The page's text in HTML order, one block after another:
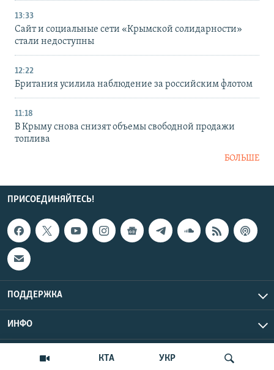
КТА УКР
13:33
Сайт и социальные сети «Крымской солидарности»
стали недоступны
12:22
Британия усилила наблюдение за российским флотом
11:18
В Крыму снова снизят объемы свободной продажи
топлива
БОЛЬШЕ
ПРИСОЕДИНЯЙТЕСЬ!
ПОДДЕРЖКА
ИНФО
Copyright Крым.Реалии, 2026 | Все права защищены.
UTC+3